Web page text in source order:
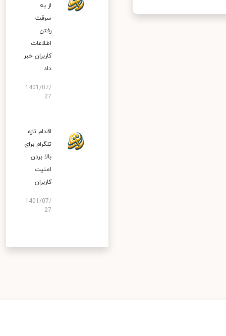
از به
سرقت
رفتن
اطلاعات
کاربران خبر
داد
1401/07/
27
اقدام تازه
تلگرام برای
بالا بردن
امنیت
کاربران
1401/07/
27